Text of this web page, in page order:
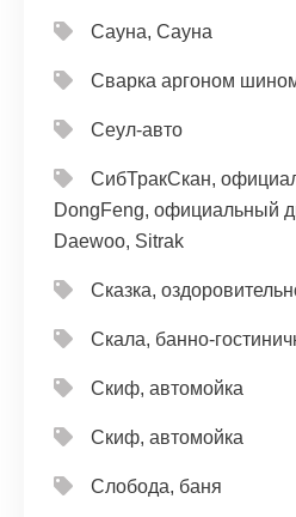
Сауна, Сауна
Сварка аргоном
Сеул-авто
СибТракСкан,
DongFeng, официальный
Daewoo, Sitrak
Сказка,
Скала, банно-
Скиф, автомойка
Скиф, автомойка
Слобода, баня